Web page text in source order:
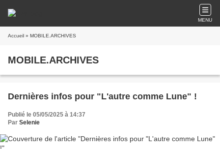
MENU
Accueil » MOBILE.ARCHIVES
MOBILE.ARCHIVES
Dernières infos pour "L'autre comme Lune" !
Publié le 05/05/2025 à 14:37
Par Selenie